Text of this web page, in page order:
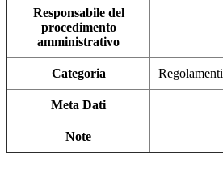
Responsabile del
procedimento
amministrativo
Categoria Regolamenti
Meta Dati
Note